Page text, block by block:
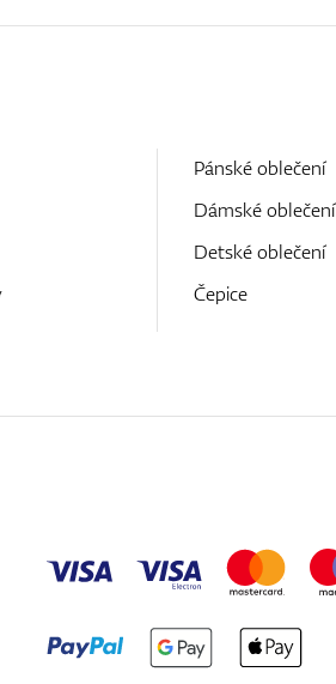
Pánské oblečení
Dámské oblečení
Detské oblečení
Čepice